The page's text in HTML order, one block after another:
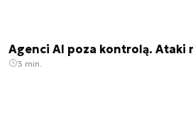
Agenci AI poza kontrolą. Ataki
3 min.